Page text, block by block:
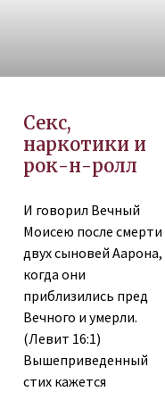
Секс,
наркотики и
рок-н-ролл
И говорил Вечный
Моисею после смерти
двух сыновей Аарона,
когда они
приблизились пред
Вечного и умерли.
(Левит 16:1)
Вышеприведенный
стих кажется